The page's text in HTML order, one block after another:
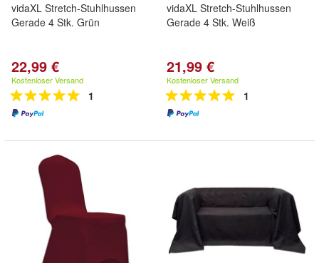
vidaXL Stretch-Stuhlhussen
Gerade 4 Stk. Grün
22,99 €
Kostenloser Versand
1
vidaXL Stretch-Stuhlhussen
Gerade 4 Stk. Weiß
21,99 €
Kostenloser Versand
1